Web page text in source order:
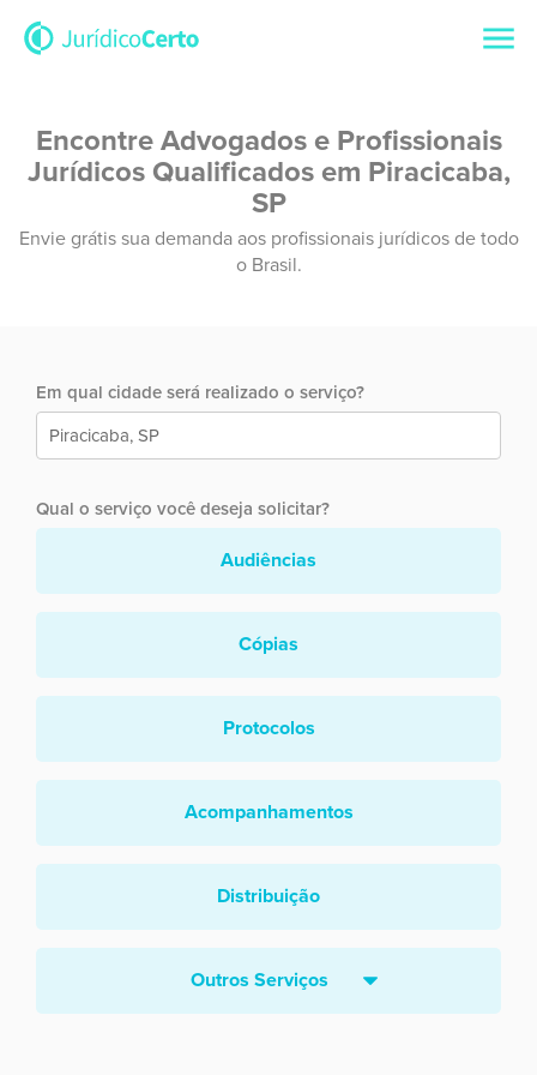
Encontre Advogados e Profissionais
Jurídicos Qualificados em Piracicaba,
SP
Envie grátis sua demanda aos profissionais jurídicos de todo
o Brasil.
Em qual cidade será realizado o serviço?
Qual o serviço você deseja solicitar?
Audiências
Cópias
Protocolos
Acompanhamentos
Distribuição
Outros Serviços